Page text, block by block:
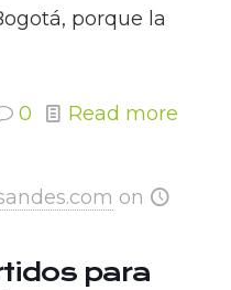
porque la
0 Read more
on
para